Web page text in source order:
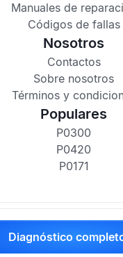
Diagnóstico
Manuales de
Códigos de fallas
Nosotros
Contactos
Sobre nosotros
Términos y
Populares
P0300
P0420
P0171
codigosdtc.com ©